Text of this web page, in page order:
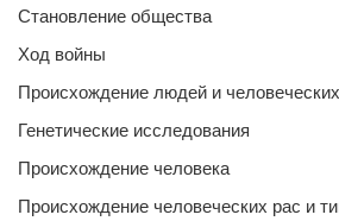
Становление общества
Ход войны
Происхождение людей и
Генетические исследования
Происхождение человека
Происхождение человеческих рас и